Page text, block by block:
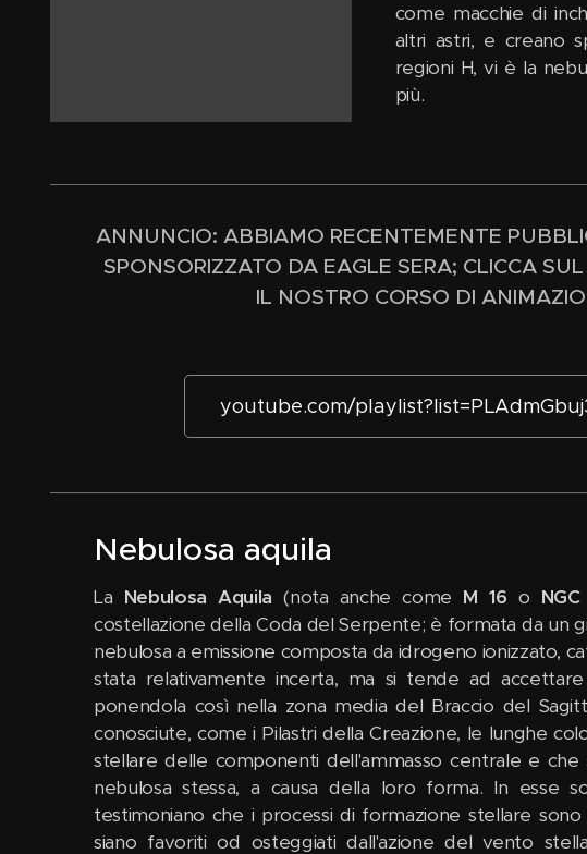
come macchie di
altri astri, e creano
regioni H, vi è la
più.
ANNUNCIO: ABBIAMO RECENTEMENTE
SPONSORIZZATO DA EAGLE SERA; CLICCA
IL NOSTRO CORSO DI
youtube.com/
Nebulosa aquila
La Nebulosa Aquila (nota anche come M 16 o NGC
costellazione della Coda del Serpente; è formata da un
nebulosa a emissione composta da idrogeno ionizzato,
stata relativamente incerta, ma si tende ad
ponendola così nella zona media del Braccio del
conosciute, come i Pilastri della Creazione, le lunghe
stellare delle componenti dell'ammasso centrale e
nebulosa stessa, a causa della loro forma. In esse
testimoniano che i processi di formazione stellare
siano favoriti od osteggiati dall'azione del vento